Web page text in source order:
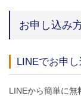
お申し込み
LINEでお申
LINEから簡単に無